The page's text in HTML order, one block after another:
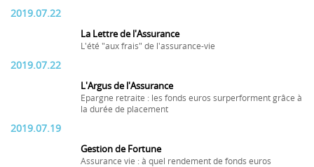
2019.07.22
La Lettre de l'Assurance
L'été "aux frais" de l'assurance-vie
2019.07.22
L'Argus de l'Assurance
Epargne retraite : les fonds euros surperforment grâce à
la durée de placement
2019.07.19
Gestion de Fortune
Assurance vie : à quel rendement de fonds euros